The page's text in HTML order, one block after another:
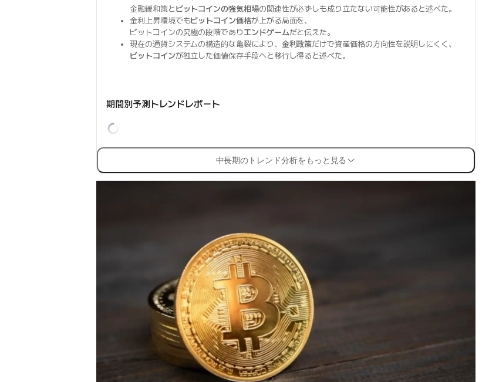
金融緩和策とビットコインの強気相場の関連性が必ずしも成り立たない可能性があると述べた。
金利上昇環境でもビットコイン価格が上がる局面を、
ビットコインの究極の段階でありエンドゲームだと伝えた。
現在の通貨システムの構造的な亀裂により、 金利政策だけで資産価格の方向性を説明しにくく、
ビットコインが独立した価値保存手段へと移行し得ると述べた。
期間別予測トレンドレポート
中長期のトレンド分析をもっと見る